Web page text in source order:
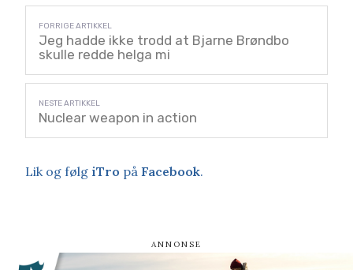
Jeg hadde ikke trodd at Bjarne Brøndbo
skulle redde helga mi
Nuclear weapon in action
Lik og følg iTro på Facebook.